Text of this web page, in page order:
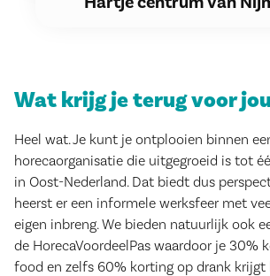
Wat krijg je terug voor
Heel wat. Je kunt je ontplooien binnen
horecaorganisatie die uitgegroeid is tot
in Oost-Nederland. Dat biedt dus
heerst er een informele werksfeer met
eigen inbreng. We bieden natuurlijk ook
de HorecaVoordeelPas waardoor je 30%
food en zelfs 60% korting op drank krijgt